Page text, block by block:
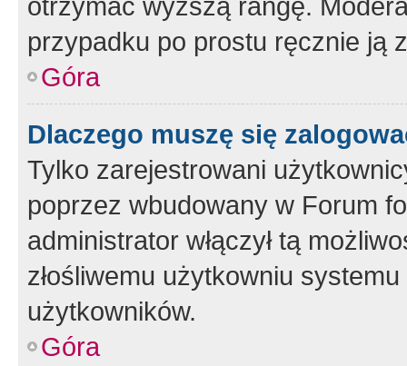
przypadku po prostu ręcznie ją
Góra
Dlaczego muszę się
Tylko zarejestrowani
poprzez wbudowany w Forum
administrator włączył tą
złośliwemu użytkowniu
użytkowników.
Góra